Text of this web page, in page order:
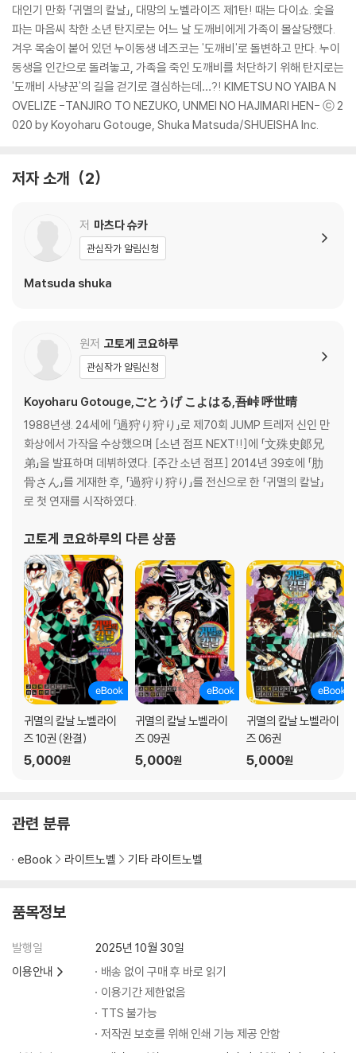
대인기 만화 「귀멸의 칼날」, 대망의 노벨라이즈 제1탄! 때는 다이쇼. 숯을
파는 마음씨 착한 소년 탄지로는 어느 날 도깨비에게 가족이 몰살당했다.
겨우 목숨이 붙어 있던 누이동생 네즈코는 '도깨비'로 돌변하고 만다. 누이
동생을 인간으로 돌려놓고, 가족을 죽인 도깨비를 처단하기 위해 탄지로는
'도깨비 사냥꾼'의 길을 걷기로 결심하는데…?! KIMETSU NO YAIBA N
OVELIZE -TANJIRO TO NEZUKO, UNMEI NO HAJIMARI HEN- ⓒ 2
020 by Koyoharu Gotouge, Shuka Matsuda/SHUEISHA Inc.
저자 소개 2
저 마츠다 슈카
관심작가 알림신청
Matsuda shuka
원저 고토게 코요하루
관심작가 알림신청
Koyoharu Gotouge,ごとうげ こよはる,吾峠 呼世晴
1988년생. 24세에 「過狩り狩り」로 제70회 JUMP 트레저 신인 만
화상에서 가작을 수상했으며 [소년 점프 NEXT!!]에 「文殊史郞兄
弟」을 발표하며 데뷔하였다. [주간 소년 점프] 2014년 39호에 「肋
骨さん」를 게재한 후, 「過狩り狩り」를 전신으로 한 「귀멸의 칼날」
로 첫 연재를 시작하였다.
고토게 코요하루의 다른 상품
귀멸의 칼날 노벨라이
즈 10권 (완결)
5,000원
귀멸의 칼날 노벨라이
즈 09권
5,000원
귀멸의 칼날 노벨라이
즈 06권
5,000원
관련 분류
eBook 라이트노벨 기타 라이트노벨
품목정보
발행일
2025년 10월 30일
이용안내
배송 없이 구매 후 바로 읽기
이용기간 제한없음
TTS 불가능
저작권 보호를 위해 인쇄 기능 제공 안함